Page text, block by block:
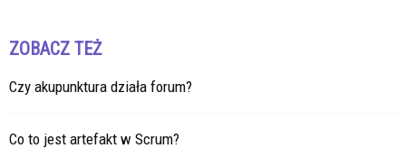
ZOBACZ TEŻ
Czy akupunktura działa forum?
Co to jest artefakt w Scrum?